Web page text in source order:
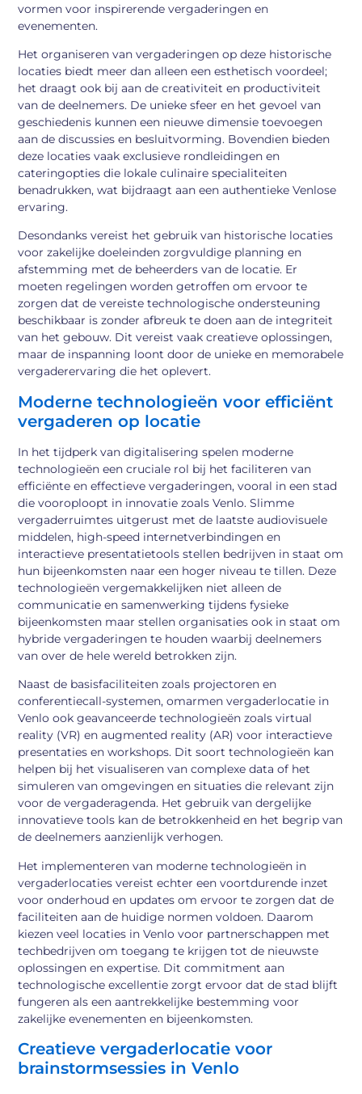
vormen voor inspirerende vergaderingen en
evenementen.
Het organiseren van vergaderingen op deze historische
locaties biedt meer dan alleen een esthetisch voordeel;
het draagt ook bij aan de creativiteit en productiviteit
van de deelnemers. De unieke sfeer en het gevoel van
geschiedenis kunnen een nieuwe dimensie toevoegen
aan de discussies en besluitvorming. Bovendien bieden
deze locaties vaak exclusieve rondleidingen en
cateringopties die lokale culinaire specialiteiten
benadrukken, wat bijdraagt aan een authentieke Venlose
ervaring.
Desondanks vereist het gebruik van historische locaties
voor zakelijke doeleinden zorgvuldige planning en
afstemming met de beheerders van de locatie. Er
moeten regelingen worden getroffen om ervoor te
zorgen dat de vereiste technologische ondersteuning
beschikbaar is zonder afbreuk te doen aan de integriteit
van het gebouw. Dit vereist vaak creatieve oplossingen,
maar de inspanning loont door de unieke en memorabele
vergaderervaring die het oplevert.
Moderne technologieën voor efficiënt
vergaderen op locatie
In het tijdperk van digitalisering spelen moderne
technologieën een cruciale rol bij het faciliteren van
efficiënte en effectieve vergaderingen, vooral in een stad
die vooroploopt in innovatie zoals Venlo. Slimme
vergaderruimtes uitgerust met de laatste audiovisuele
middelen, high-speed internetverbindingen en
interactieve presentatietools stellen bedrijven in staat om
hun bijeenkomsten naar een hoger niveau te tillen. Deze
technologieën vergemakkelijken niet alleen de
communicatie en samenwerking tijdens fysieke
bijeenkomsten maar stellen organisaties ook in staat om
hybride vergaderingen te houden waarbij deelnemers
van over de hele wereld betrokken zijn.
Naast de basisfaciliteiten zoals projectoren en
conferentiecall-systemen, omarmen vergaderlocatie in
Venlo ook geavanceerde technologieën zoals virtual
reality (VR) en augmented reality (AR) voor interactieve
presentaties en workshops. Dit soort technologieën kan
helpen bij het visualiseren van complexe data of het
simuleren van omgevingen en situaties die relevant zijn
voor de vergaderagenda. Het gebruik van dergelijke
innovatieve tools kan de betrokkenheid en het begrip van
de deelnemers aanzienlijk verhogen.
Het implementeren van moderne technologieën in
vergaderlocaties vereist echter een voortdurende inzet
voor onderhoud en updates om ervoor te zorgen dat de
faciliteiten aan de huidige normen voldoen. Daarom
kiezen veel locaties in Venlo voor partnerschappen met
techbedrijven om toegang te krijgen tot de nieuwste
oplossingen en expertise. Dit commitment aan
technologische excellentie zorgt ervoor dat de stad blijft
fungeren als een aantrekkelijke bestemming voor
zakelijke evenementen en bijeenkomsten.
Creatieve vergaderlocatie voor
brainstormsessies in Venlo